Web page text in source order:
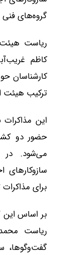
گروه‌های فنی
ریاست
کاظم
کارشناسان
ترکیب هیئت
این مذاکرات
حضور دو
می‌شود. در
سازوکارهای
برای
بر اساس این
ریاست
گفت‌وگوها،